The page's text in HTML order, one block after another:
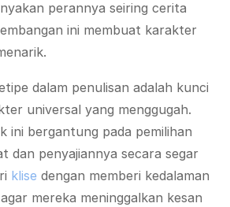
perannya seiring cerita
ini membuat karakter
dalam penulisan adalah kunci
universal yang menggugah.
ini bergantung pada pemilihan
dan penyajiannya secara segar
klise dengan memberi kedalaman
mereka meninggalkan kesan